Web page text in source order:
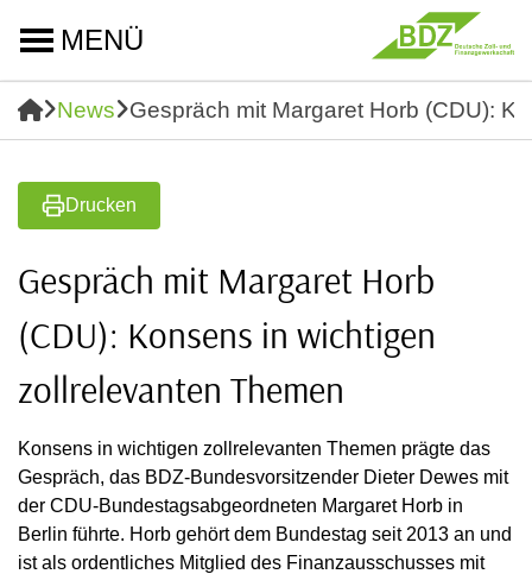
MENÜ
News Gespräch mit Margaret Horb (CDU):
Drucken
Gespräch mit Margaret Horb
(CDU): Konsens in wichtigen
zollrelevanten Themen
Konsens in wichtigen zollrelevanten Themen prägte das
Gespräch, das BDZ-Bundesvorsitzender Dieter Dewes mit
der CDU-Bundestagsabgeordneten Margaret Horb in
Berlin führte. Horb gehört dem Bundestag seit 2013 an und
ist als ordentliches Mitglied des Finanzausschusses mit